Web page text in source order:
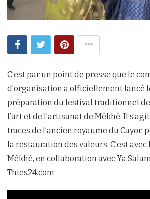
C’est par un point de presse que le
d’organisation a officiellement lancé
préparation du festival traditionnel
l’art et de l’artisanat de Mékhé. Il
traces de l’ancien royaume du Cayor,
la restauration des valeurs. C’est
Mékhé, en collaboration avec Ya
Thies24.com